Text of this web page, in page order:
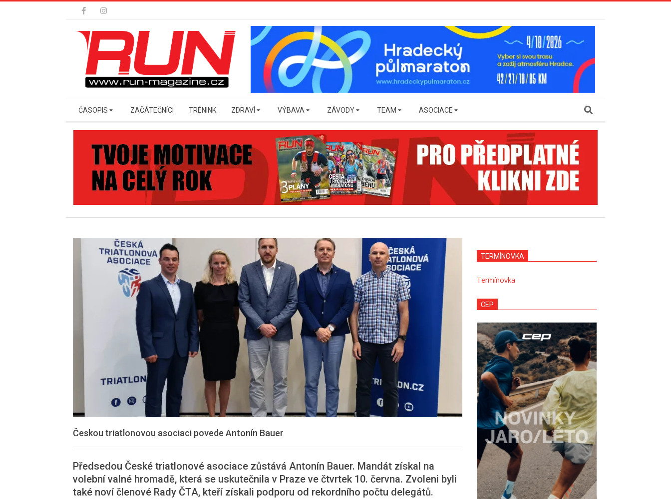
Secondary
Menu
ČASOPIS ZAČÁTEČNÍCI TRÉNINK ZDRAVÍ VÝBAVA ZÁVODY TEAM ASOCIACE Search
Českou triatlonovou asociaci povede Antonín Bauer
Předsedou České triatlonové asociace zůstává Antonín Bauer. Mandát získal na
volební valné hromadě, která se uskutečnila v Praze ve čtvrtek 10. června. Zvoleni byli
také noví členové Rady ČTA, kteří získali podporu od rekordního počtu delegátů.
TERMÍNOVKA
Termínovka
CEP